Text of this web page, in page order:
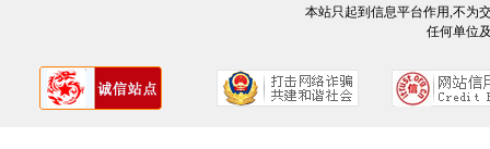
本站只起到信息平台作用,不为
任何单位